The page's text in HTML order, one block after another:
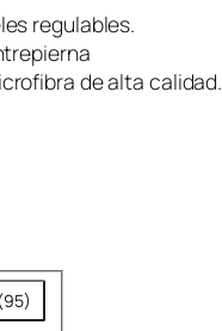
regulables.
de alta calidad.